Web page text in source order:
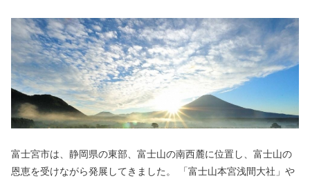
富士宮市は、静岡県の東部、富士山の南西麓に位置し、富士山の
恩恵を受けながら発展してきました。 「富士山本宮浅間大社」や